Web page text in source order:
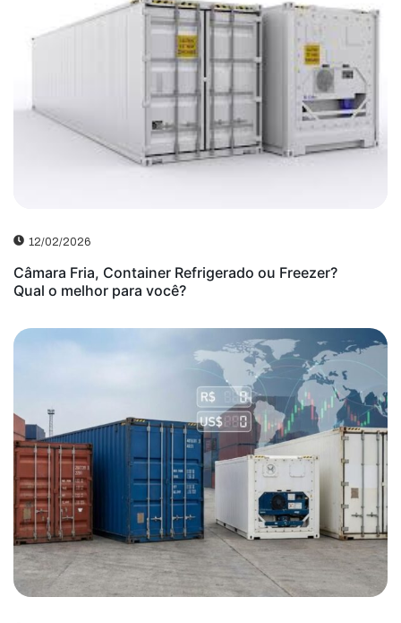
12/02/2026
Câmara Fria, Container Refrigerado ou Freezer?
Qual o melhor para você?